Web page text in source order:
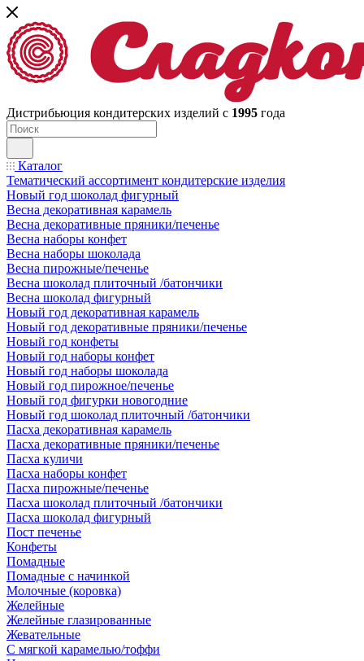
Дистрибьюция кондитерских изделий с 1995 года
Каталог
Тематический ассортимент кондитерские изделия
Новый год шоколад фигурный
Весна декоративная карамель
Весна декоративные пряники/печенье
Весна наборы конфет
Весна наборы шоколада
Весна пирожные/печенье
Весна шоколад плиточный /батончики
Весна шоколад фигурный
Новый год декоративная карамель
Новый год декоративные пряники/печенье
Новый год конфеты
Новый год наборы конфет
Новый год наборы шоколада
Новый год пирожное/печенье
Новый год фигурки новогодние
Новый год шоколад плиточный /батончики
Пасха декоративная карамель
Пасха декоративные пряники/печенье
Пасха куличи
Пасха наборы конфет
Пасха пирожные/печенье
Пасха шоколад плиточный /батончики
Пасха шоколад фигурный
Пост печенье
Конфеты
Помадные
Помадные с начинкой
Молочные (коровка)
Желейные
Желейные глазированные
Жевательные
С мягкой карамелью/тоффи